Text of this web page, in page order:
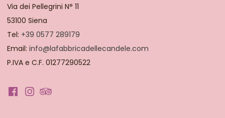
Via dei Pellegrini N° 11
53100 Siena
Tel: +39 0577 289179
Email: info@lafabbricadellecandele.com
P.IVA e C.F. 01277290522